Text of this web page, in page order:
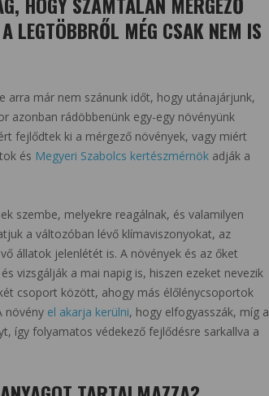
LEGTÖBBRŐL MÉG CSAK NEM IS
arra már nem szánunk időt, hogy utánajárjunk,
azonban rádöbbenünk egy-egy növényünk
fejlődtek ki a mérgező növények, vagy miért
és Megyeri Szabolcs kertészmérnök adják a
szembe, melyekre reagálnak, és valamilyen
a változóban lévő klímaviszonyokat, az
állatok jelenlétét is. A növények és az őket
vizsgálják a mai napig is, hiszen ezeket nevezik
csoport között, ahogy más élőlénycsoportok
növény el akarja kerülni, hogy elfogyasszák, míg a
így folyamatos védekező fejlődésre sarkallva a